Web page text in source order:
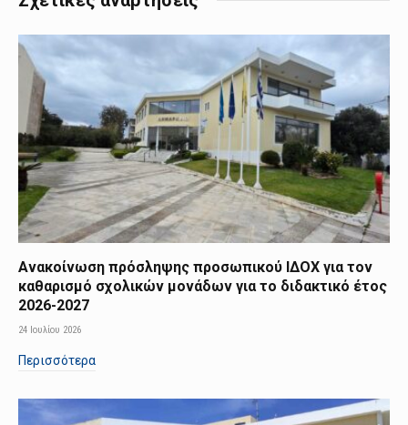
Ανακοίνωση πρόσληψης προσωπικού ΙΔΟΧ για τον
καθαρισμό σχολικών μονάδων για το διδακτικό έτος
2026-2027
24 Ιουλίου 2026
Περισσότερα